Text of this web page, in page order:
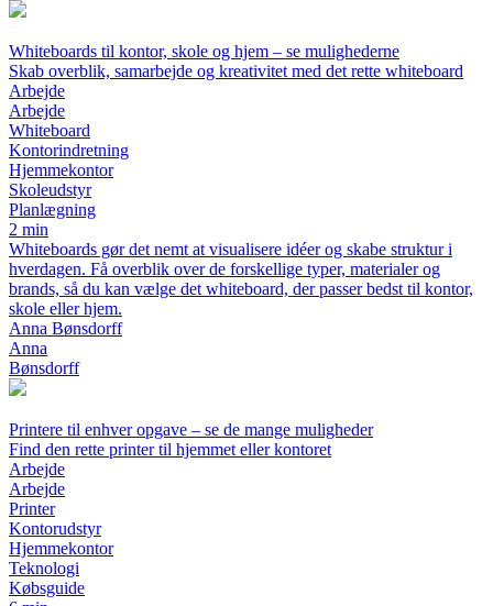
Whiteboards til kontor, skole og hjem – se mulighederne
Skab overblik, samarbejde og kreativitet med det rette whiteboard
Arbejde
Arbejde
Whiteboard
Kontorindretning
Hjemmekontor
Skoleudstyr
Planlægning
2 min
Whiteboards gør det nemt at visualisere idéer og skabe struktur i
hverdagen. Få overblik over de forskellige typer, materialer og
brands, så du kan vælge det whiteboard, der passer bedst til kontor,
skole eller hjem.
Anna Bønsdorff
Anna
Bønsdorff
Printere til enhver opgave – se de mange muligheder
Find den rette printer til hjemmet eller kontoret
Arbejde
Arbejde
Printer
Kontorudstyr
Hjemmekontor
Teknologi
Købsguide